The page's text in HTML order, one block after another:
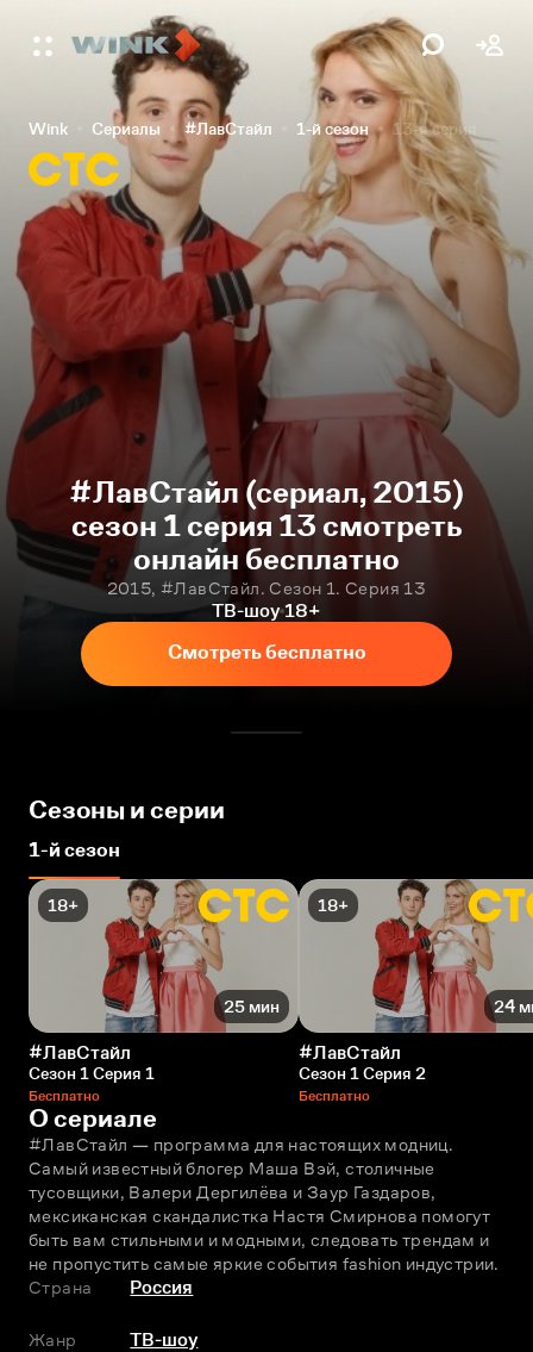
Wink Сериалы #ЛавСтайл 1-й сезон 13-я серия
#ЛавСтайл (сериал, 2015)
сезон 1 серия 13 смотреть
онлайн бесплатно
2015, #ЛавСтайл. Сезон 1. Серия 13
ТВ-шоу 18+
Смотреть бесплатно
Сезоны и серии
1-й сезон
18+
25 мин
#ЛавСтайл
Сезон 1 Серия 1
Бесплатно
18+
24
#ЛавСтайл
Сезон 1 Серия 2
Бесплатно
О сериале
#ЛавСтайл — программа для настоящих модниц.
Самый известный блогер Маша Вэй, столичные
тусовщики, Валери Дергилёва и Заур Газдаров,
мексиканская скандалистка Настя Смирнова помогут
быть вам стильными и модными, следовать трендам и
не пропустить самые яркие события fashion индустрии.
Страна
Россия
Жанр ТВ-шоу